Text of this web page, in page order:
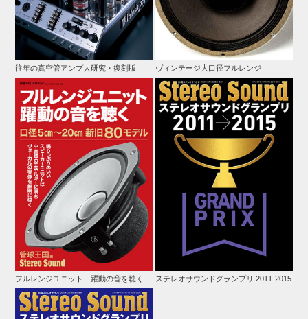
往年の真空管アンプ大研究・復刻版 ヴィンテージ大口径フルレンジ
フルレンジユニット 躍動の音を聴く ステレオサウンドグランプリ 2011-2015